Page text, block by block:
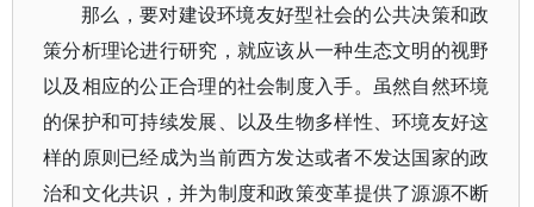
那么，要对建设环境友好型社会的公共决策和政
策分析理论进行研究，就应该从一种生态文明的视野
以及相应的公正合理的社会制度入手。虽然自然环境
的保护和可持续发展、以及生物多样性、环境友好这
样的原则已经成为当前西方发达或者不发达国家的政
治和文化共识，并为制度和政策变革提供了源源不断